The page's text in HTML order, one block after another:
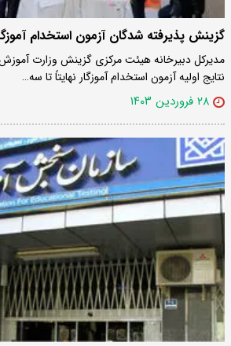
گزینش پذیرفته شدگان آزمون استخدام آموزگار با ۳۰۰۰
مدیرکل دبیرخانه هیئت مرکزی گزینش وزارت
نتایج اولیه آزمون استخدام آموزگار نهایتاً تا سه…
۲۸ فروردین ۱۴۰۳